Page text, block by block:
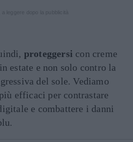
proteggersi con creme
estate e non solo contro la
del sole. Vediamo
efficaci per contrastare
e combattere i danni